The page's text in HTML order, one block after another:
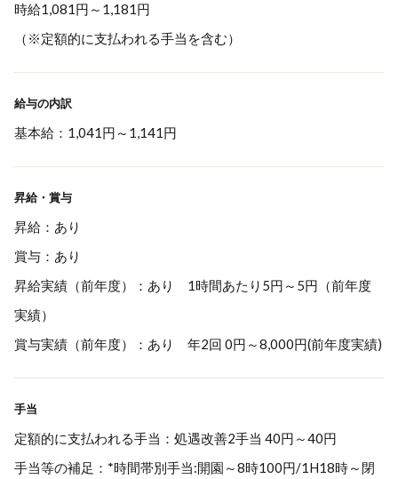
時給1,081円～1,181円
（※定額的に支払われる手当を含む）
給与の内訳
基本給：1,041円～1,141円
昇給・賞与
昇給：あり
賞与：あり
昇給実績（前年度）：あり 1時間あたり5円～5円（前年度
実績）
賞与実績（前年度）：あり 年2回 0円～8,000円(前年度実績)
手当
定額的に支払われる手当：処遇改善2手当 40円～40円
手当等の補足：*時間帯別手当:開園～8時100円/1H18時～閉